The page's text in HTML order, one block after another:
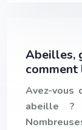
Abeilles,
comment
Avez-vous
abeille ?